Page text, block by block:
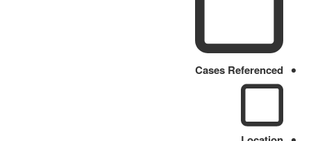
Cases Referenced